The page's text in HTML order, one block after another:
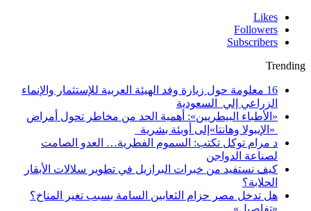
Likes
Followers
Subscribers
Trending
16 معلومة حول زيارة وفد الهيئة العربية للإستثمار والإنماء
الزراعي إلي السعودية
«الأطباء البيطريين»: أهمية الحد من مخاطر تحول أمراض
«الإيبولا وهانتا»إلى أوبئة بشرية
د مرام توكل تكتب: السموم الفطرية… العدو الصامت
لصناعة الدواجن
كيف نستفيد من خبرات البرازيل في تطوير سلالات الأبقار
الحلابة؟
هل تدخل مصر حزام الثعابين السامة بسبب تغير المناخ؟
«تفاصيل»